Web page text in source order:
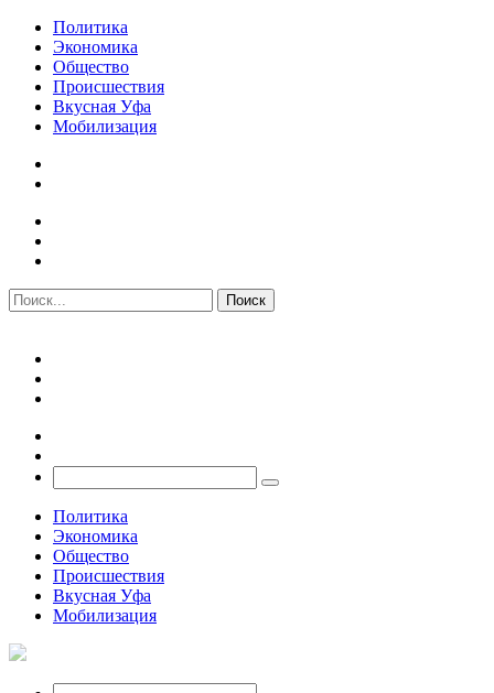
Политика
Экономика
Общество
Происшествия
Вкусная Уфа
Мобилизация
Политика
Экономика
Общество
Происшествия
Вкусная Уфа
Мобилизация